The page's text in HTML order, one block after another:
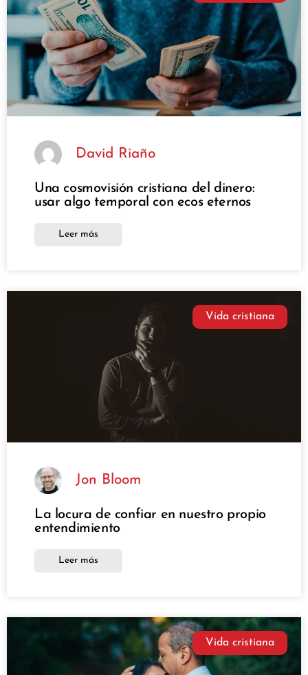
David Riaño
Una cosmovisión cristiana del dinero:
usar algo temporal con ecos eternos
Leer más
Vida cristiana
Jon Bloom
La locura de confiar en nuestro propio
entendimiento
Leer más
Vida cristiana